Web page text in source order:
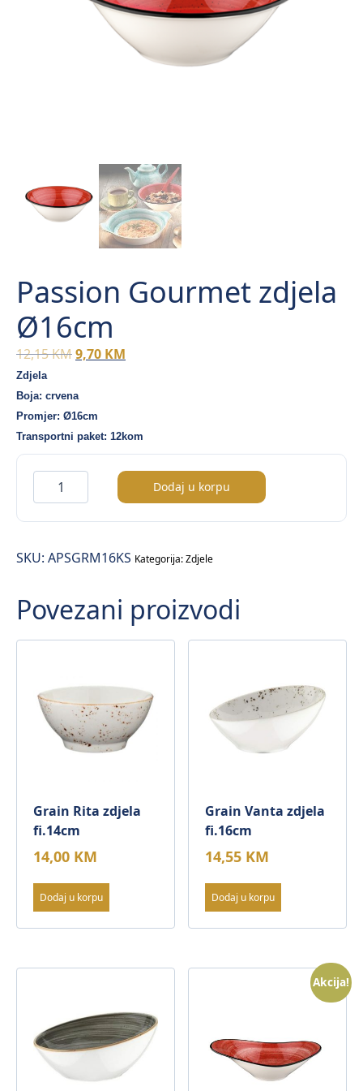
Passion Gourmet zdjela
Ø16cm
12,15KMOriginal
was:
12,15 KM.
9,70 KM
Zdjela
Boja: crvena
Promjer: Ø16cm
Transportni paket: 12kom
Passion
Gourmet
zdjela
količina
Dodaj u korpu
SKU: APSGRM16KS Kategorija:Zdjele
Povezani proizvodi
Grain Rita zdjela
fi.14cm
14,00 KM
Dodaj u korpu
Grain Vanta zdjela
fi.16cm
14,55 KM
Dodaj u korpu
Akcija!